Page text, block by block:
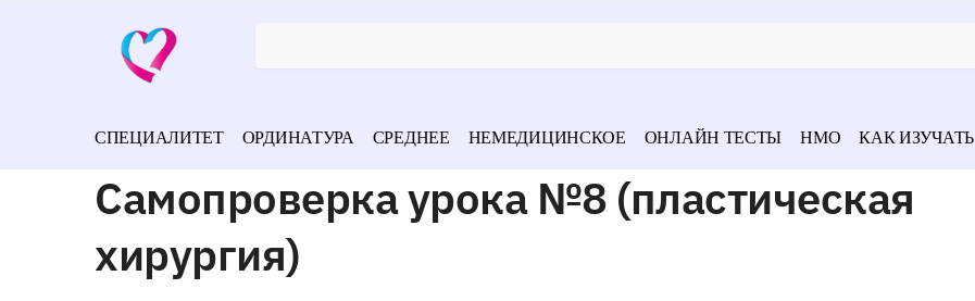
СПЕЦИАЛИТЕТ ОРДИНАТУРА СРЕДНЕЕ НЕМЕДИЦИНСКОЕ ОНЛАЙН ТЕСТЫ НМО КАК ИЗУЧАТЬ
Самопроверка урока №8 (пластическая
хирургия)